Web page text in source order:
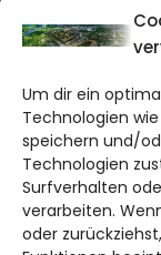
Um dir ein
Technologien
speichern und/
Technologien
Surfverhalten
verarbeiten.
oder
CITYLIFE!
Bruchtorwall 12
38100
Telefon: 0531
DAS